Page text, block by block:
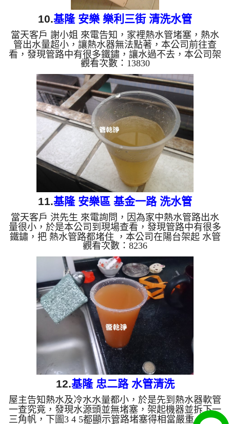
10.基隆 安樂 樂利三街 清洗水管
當天客戶 謝小姐 來電告知，家裡熱水管堵塞，熱水
管出水量超小，讓熱水器無法點著，本公司前往查
看，發現管路中有很多鐵鏽，讓水過不去，本公司架
設起 水管清洗機 ，並開始 洗水管 ， 過程中 不斷的
噴出髒水，如下影片， 水管清洗 沒一會，管路堵住
了，於是改用特殊工法來 清洗水管 ，約兩個小時，
水管終於能正常出水，客戶非常高興，可以洗澡了。
清洗水管, 水管清洗, 洗水管, 熱水管堵塞, 熱水忽冷忽
熱 ...
觀看次數：13830
11.基隆 安樂區 基金一路 洗水管
當天客戶 洪先生 來電詢問，因為家中熱水管路出水
量很小，於是本公司到現場查看，發現管路中有很多
鐵鏽，把 熱水管路都堵住 ，本公司在陽台架起 水管
清洗機 ，開始 洗水管 ，水龍頭不斷溢出鐵鏽水 ，如
下影片， 清洗二個小時，管路裡的鐵鏽終於清洗乾
淨，熱水管路也出水正常了。 清洗水管,水管清洗, 洗
水管, 熱水管堵塞, 熱水忽冷忽熱 ...
觀看次數：8236
12.基隆 忠二路 水管清洗
屋主告知熱水及冷水水量都小，於是先到熱水器軟管
一查究竟，發現水源頭並無堵塞，架起機器並拆下一
三角帆，下圖3 4 5都顯示管路堵塞得相當嚴重，所以